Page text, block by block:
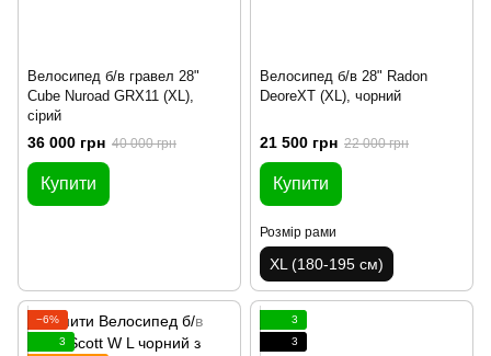
Велосипед б/в гравел 28"
Cube Nuroad GRX11 (XL),
сірий
36 000 грн 40 000 грн
Купити
Велосипед б/в 28" Radon
DeoreXT (XL), чорний
21 500 грн 22 000 грн
Купити
Розмір рами
XL (180-195 см)
−6%
3
3
3